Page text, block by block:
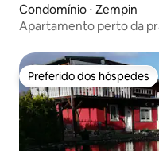
Condomínio ⋅ Zempin
Apartamento perto da
Preferido dos hóspedes
Preferido dos hóspedes